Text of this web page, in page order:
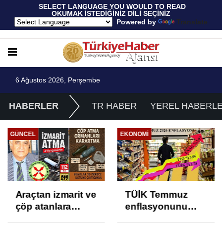
SELECT LANGUAGE YOU WOULD TO READ
OKUMAK İSTEDİĞİNİZ DİLİ SEÇİNİZ
Powered by
Translate
6 Ağustos 2026, Perşembe
HABERLER TR HABER YEREL
EKONOMI
TÜİK Temmuz
enflasyonunu
EKONOMI
Yüksek Faiz ve
Nakit Sıkışıklığı